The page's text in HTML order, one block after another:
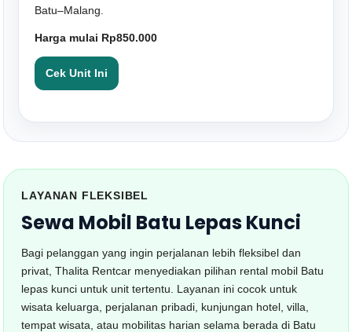
Batu–Malang.
Harga mulai Rp850.000
Cek Unit Ini
LAYANAN FLEKSIBEL
Sewa Mobil Batu Lepas Kunci
Bagi pelanggan yang ingin perjalanan lebih fleksibel dan
privat, Thalita Rentcar menyediakan pilihan rental mobil Batu
lepas kunci untuk unit tertentu. Layanan ini cocok untuk
wisata keluarga, perjalanan pribadi, kunjungan hotel, villa,
tempat wisata, atau mobilitas harian selama berada di Batu